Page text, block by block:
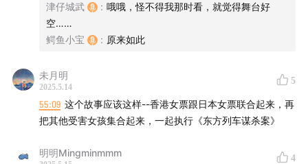
66.毕业季必听《千千阙歌》与《人生何处不相逢》背后的
离别哲学与港乐体温 | 港女天后风华录③
如果你也想加入我们正直有爱活泼生动的听友群，也可以
加我们小助手的V：WOACG3，欢迎你的到来！
津仔城武 : 哦哦，怪不得我那时看，就觉得舞台好
空……
鳄鱼小宝
: 原来如此
未月明
2025.5.14
5
55:09 这个故事应该这样--香港女票跟日本女票联合起来，再
把其他受害女孩集合起来，一起执行《东方列车谋杀案》
明明Mingminmmm 4